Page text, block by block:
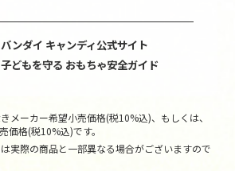
バンダイ キャンディ公式サイト
子どもを守る おもちゃ安全ガイド
メーカー希望小売価格(税10%込)、もしくは、
価格(税10%込)です。
実際の商品と一部異なる場合がございますので